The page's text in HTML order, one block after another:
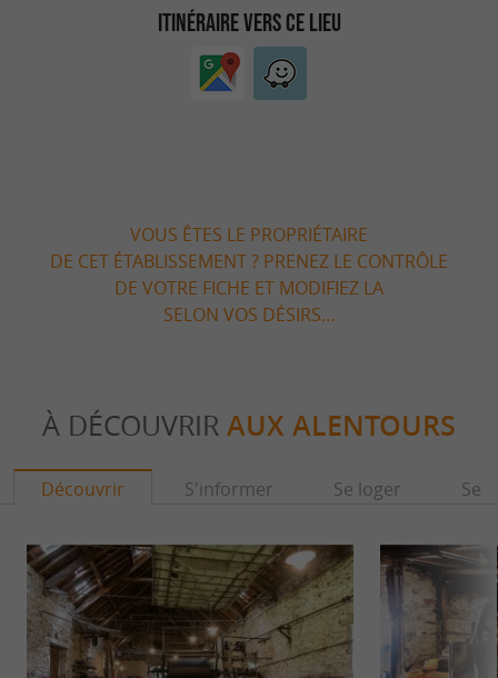
ITINÉRAIRE VERS CE LIEU
VOUS ÊTES LE PROPRIÉTAIRE
DE CET ÉTABLISSEMENT ? PRENEZ LE CONTRÔLE
DE VOTRE FICHE ET MODIFIEZ LA
SELON VOS DÉSIRS...
À DÉCOUVRIR AUX ALENTOURS
Découvrir S'informer Se loger Se